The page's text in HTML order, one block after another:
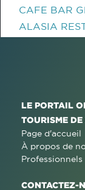
CAFE BAR
ALASIA
LE PORTAIL
TOURISME DE
Page d'accueil
À propos de
Professionnels
CONTACTEZ-